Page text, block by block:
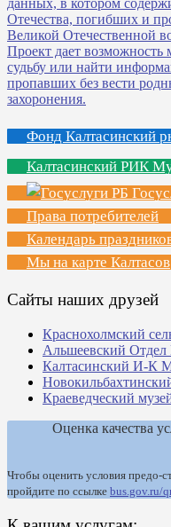
Фонд Калтасинский
Калтасинский РИК
Права потребителей
Календарь
Мы на карте Калтасов
Сайты наших друзей
Краснохолмский
Альшеевский Отдел
Калтасинский И-К
Краеведческий
Оценка качества
Чтобы оценить условия предо-
пройдите по ссылке bus.gov.ru/